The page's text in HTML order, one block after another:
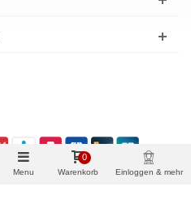
Menu Warenkorb
0
Einloggen & mehr